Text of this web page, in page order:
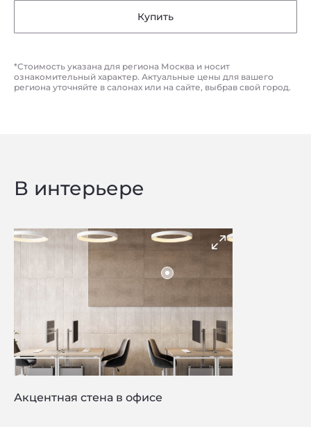
Купить
*Стоимость указана для региона Москва и носит
ознакомительный характер. Актуальные цены для вашего
региона уточняйте в салонах или на сайте, выбрав свой город.
В интерьере
Акцентная стена в офисе